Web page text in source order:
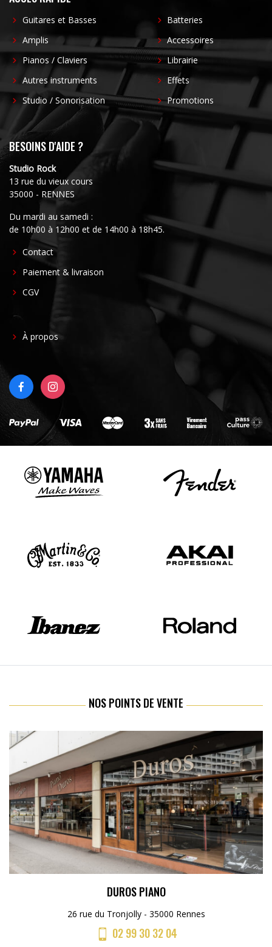
Guitares et Basses
Amplis
Pianos / Claviers
Autres instruments
Studio / Sonorisation
Batteries
Accessoires
Librairie
Effets
Promotions
BESOINS D'AIDE ?
Studio Rock
13 rue du vieux cours
35000 - RENNES
Du mardi au samedi :
de 10h00 à 12h00 et de 14h00 à 18h45.
FOOTER
CENTER
Contact
Paiement & livraison
CGV
FOOTER
À propos
FACEBOOKINSTAGRAM
NOS POINTS DE VENTE
DUROS PIANO
26 rue du Tronjolly - 35000 Rennes
02 99 30 32 04